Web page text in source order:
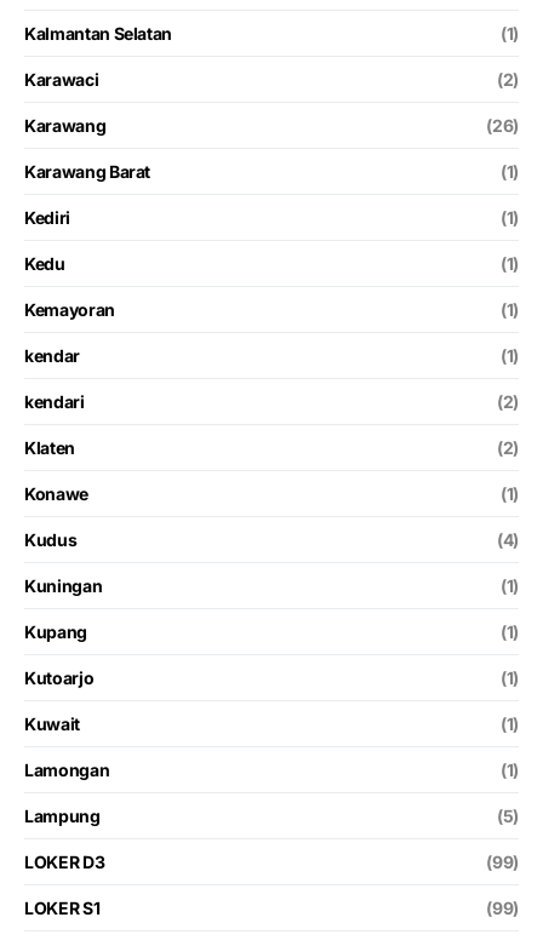
Kalmantan Selatan (1)
Karawaci (2)
Karawang (26)
Karawang Barat (1)
Kediri (1)
Kedu (1)
Kemayoran (1)
kendar (1)
kendari (2)
Klaten (2)
Konawe (1)
Kudus (4)
Kuningan (1)
Kupang (1)
Kutoarjo (1)
Kuwait (1)
Lamongan (1)
Lampung (5)
LOKER D3 (99)
LOKER S1 (99)